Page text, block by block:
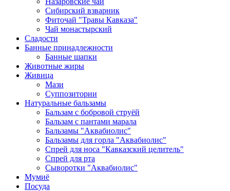
Сибирский взварник
Фиточай "Травы Кавказа"
Чай монастырский
Сладости
Банные принадлежности
Банные шапки
Животные жиры
Живица
Мази
Суппозитории
Натуральные бальзамы
Бальзам с бобровой струёй
Бальзам с пантами марала
Бальзамы "Аквабиолис"
Бальзамы для горла "Аквабиолис"
Спрей для носа "Кавказский целитель"
Спрей для рта
Сыворотки "Аквабиолис"
Мумиё
Посуда